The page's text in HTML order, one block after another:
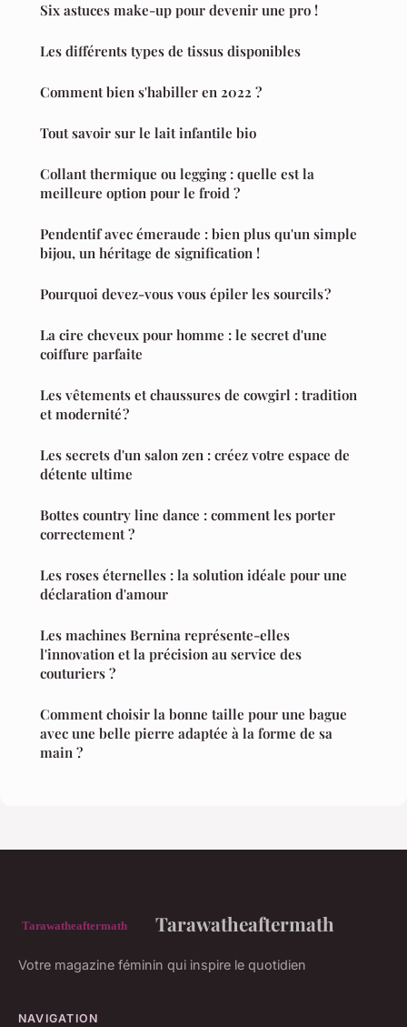
Six astuces make-up pour devenir une pro !
Les différents types de tissus disponibles
Comment bien s'habiller en 2022 ?
Tout savoir sur le lait infantile bio
Collant thermique ou legging : quelle est la
meilleure option pour le froid ?
Pendentif avec émeraude : bien plus qu'un simple
bijou, un héritage de signification !
Pourquoi devez-vous vous épiler les sourcils ?
La cire cheveux pour homme : le secret d'une
coiffure parfaite
Les vêtements et chaussures de cowgirl : tradition
et modernité ?
Les secrets d'un salon zen : créez votre espace de
détente ultime
Bottes country line dance : comment les porter
correctement ?
Les roses éternelles : la solution idéale pour une
déclaration d'amour
Les machines Bernina représente-elles
l'innovation et la précision au service des
couturiers ?
Comment choisir la bonne taille pour une bague
avec une belle pierre adaptée à la forme de sa
main ?
Tarawatheaftermath
Votre magazine féminin qui inspire le quotidien
NAVIGATION